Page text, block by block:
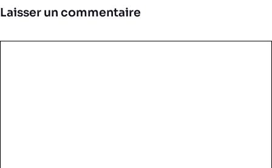
Laisser un commentaire